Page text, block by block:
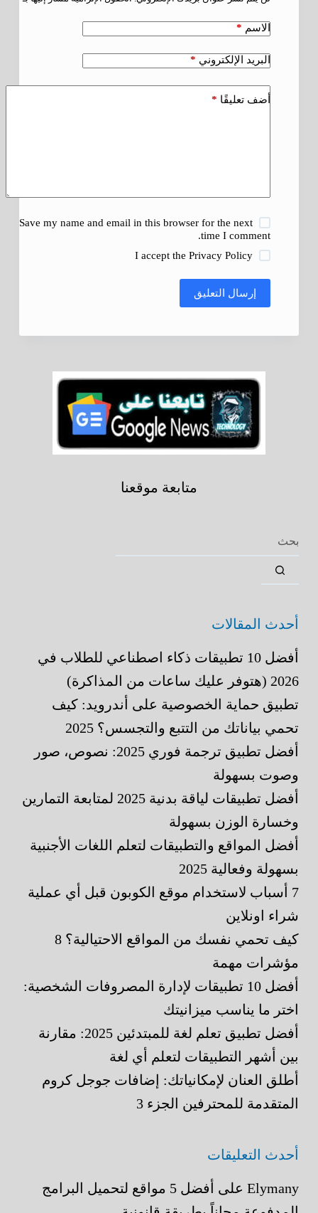
الاسم *
البريد الإلكتروني *
أضف تعليقًا *
Save my name and email in this browser for the next
time I comment.
I accept the Privacy Policy
إرسال التعليق
متابعة موقعنا
أحدث المقالات
أفضل 10 تطبيقات ذكاء اصطناعي للطلاب في
2026 (هتوفر عليك ساعات من المذاكرة)
تطبيق حماية الخصوصية على أندرويد: كيف
تحمي بياناتك من التتبع والتجسس؟ 2025
أفضل تطبيق ترجمة فوري 2025: نصوص، صور
وصوت بسهولة
أفضل تطبيقات لياقة بدنية 2025 لمتابعة التمارين
وخسارة الوزن بسهولة
أفضل المواقع والتطبيقات لتعلم اللغات الأجنبية
بسهولة وفعالية 2025
7 أسباب لاستخدام موقع الكوبون قبل أي عملية
شراء اونلاين
كيف تحمي نفسك من المواقع الاحتيالية؟ 8
مؤشرات مهمة
أفضل 10 تطبيقات لإدارة المصروفات الشخصية:
اختر ما يناسب ميزانيتك
أفضل تطبيق تعلم لغة للمبتدئين 2025: مقارنة
بين أشهر التطبيقات لتعلم أي لغة
أطلق العنان لإمكانياتك: إضافات جوجل كروم
المتقدمة للمحترفين الجزء 3
أحدث التعليقات
Elymanyعلى
أفضل 5 مواقع لتحميل البرامج